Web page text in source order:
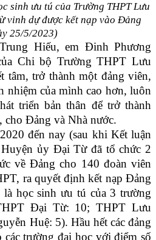
sinh ưu tú của Trường THPT Lưu
vinh dự được kết nạp vào Đảng
25/5/2023)
Hiếu, em Đinh Phương
Chi bộ Trường THPT Lưu
tâm, trở thành một đảng viên,
nhiệm của mình cao hơn, luôn
triển bản thân để trở thành
cho Đảng và Nhà nước.
đến nay (sau khi Kết luận
ủy Đại Từ đã tổ chức 2
về Đảng cho 140 đoàn viên
ra quyết định kết nạp Đảng
học sinh ưu tú của 3 trường
Đại Từ: 10; THPT Lưu
Huệ: 5). Hầu hết các đảng
trường đại học với điểm số